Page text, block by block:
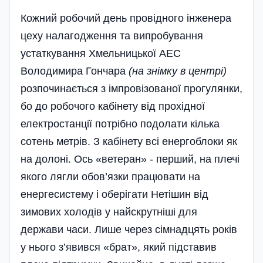
Кожний робочий день провідного інженера
цеху налагодження та випробування
устаткування Хмельницької АЕС
Володимира Гончара (на знімку в центрі)
розпочинається з імпровізованої прогулянки,
бо до робочого кабінету від прохідної
електростанції потрібно подолати кілька
сотень метрів. З кабі­нету всі енергоблоки як
на долоні. Ось «ветеран» - перший, на плечі
якого лягли обов’язки працювати на
енергесистему і оберігати Нетішин від
зимових холодів у найскрутніші для
держави часи. Лише через сімнадцять років
у нього з’явився «брат», який підставив